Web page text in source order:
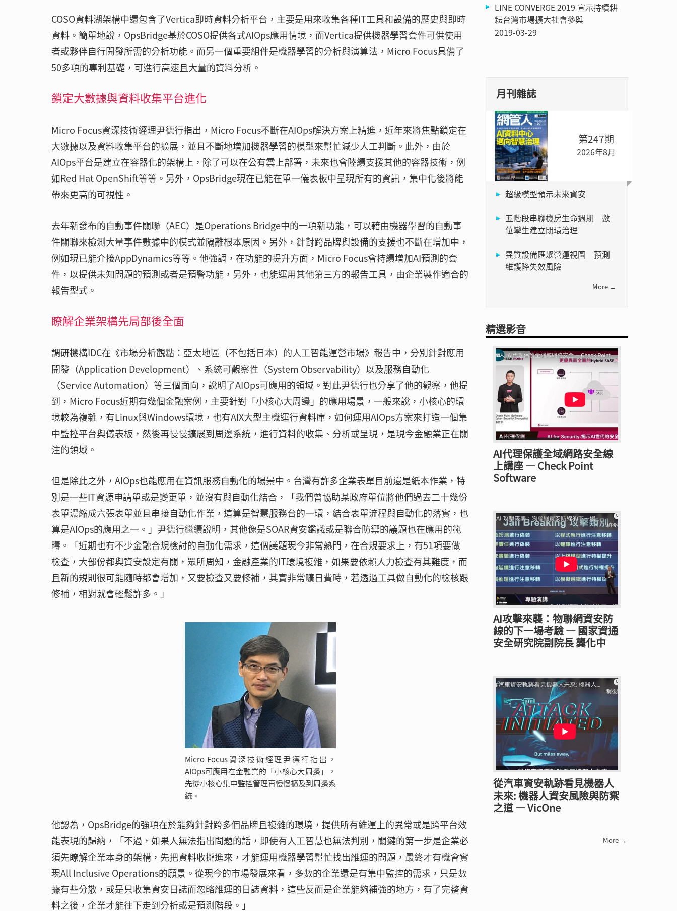
COSO資料湖架構中還包含了Vertica即時資料分析平台，主要是用來收集各種IT工具和設備的歷史與即時
資料。簡單地說，OpsBridge基於COSO提供各式AIOps應用情境，而Vertica提供機器學習套件可供使用
者或夥伴自行開發所需的分析功能。而另一個重要組件是機器學習的分析與演算法，Micro Focus具備了
50多項的專利基礎，可進行高速且大量的資料分析。
鎖定大數據與資料收集平台進化
Micro Focus資深技術經理尹德行指出，Micro Focus不斷在AIOps解決方案上精進，近年來將焦點鎖定在
大數據以及資料收集平台的擴展，並且不斷地增加機器學習的模型來幫忙減少人工判斷。此外，由於
AIOps平台是建立在容器化的架構上，除了可以在公有雲上部署，未來也會陸續支援其他的容器技術，例
如Red Hat OpenShift等等。另外，OpsBridge現在已能在單一儀表板中呈現所有的資訊，集中化後將能
帶來更高的可視性。
去年新發布的自動事件關聯（AEC）是Operations Bridge中的一項新功能，可以藉由機器學習的自動事
件關聯來檢測大量事件數據中的模式並隔離根本原因。另外，針對跨品牌與設備的支援也不斷在增加中，
例如現已能介接AppDynamics等等。他強調，在功能的提升方面，Micro Focus會持續增加AI預測的套
件，以提供未知問題的預測或者是預警功能，另外，也能運用其他第三方的報告工具，由企業製作適合的
報告型式。
瞭解企業架構先局部後全面
調研機構IDC在《市場分析觀點：亞太地區（不包括日本）的人工智能運營市場》報告中，分別針對應用
開發（Application Development）、系統可觀察性（System Observability）以及服務自動化
（Service Automation）等三個面向，說明了AIOps可應用的領域。對此尹德行也分享了他的觀察，他提
到，Micro Focus近期有幾個金融案例，主要針對「小核心大周邊」的應用場景，一般來說，小核心的環
境較為複雜，有Linux與Windows環境，也有AIX大型主機運行資料庫，如何運用AIOps方案來打造一個集
中監控平台與儀表板，然後再慢慢擴展到周邊系統，進行資料的收集、分析或呈現，是現今金融業正在關
注的領域。
但是除此之外，AIOps也能應用在資訊服務自動化的場景中。台灣有許多企業表單目前還是紙本作業，特
別是一些IT資源申請單或是變更單，並沒有與自動化結合，「我們曾協助某政府單位將他們過去二十幾份
表單濃縮成六張表單並且串接自動化作業，這算是智慧服務台的一環，結合表單流程與自動化的落實，也
算是AIOps的應用之一。」尹德行繼續說明，其他像是SOAR資安鑑識或是聯合防禦的議題也在應用的範
疇。「近期也有不少金融合規檢討的自動化需求，這個議題現今非常熱門，在合規要求上，有51項要做
檢查，大部份都與資安設定有關，眾所周知，金融產業的IT環境複雜，如果要依賴人力檢查有其難度，而
且新的規則很可能隨時都會增加，又要檢查又要修補，其實非常曠日費時，若透過工具做自動化的檢核跟
修補，相對就會輕鬆許多。」
Micro Focus資深技術經理尹德行指出，
AIOps可應用在金融業的「小核心大周邊」，
先從小核心集中監控管理再慢慢擴及到周邊系
統。
他認為，OpsBridge的強項在於能夠針對跨多個品牌且複雜的環境，提供所有維運上的異常或是跨平台效
能表現的歸納，「不過，如果人無法指出問題的話，即使有人工智慧也無法判別，關鍵的第一步是企業必
須先瞭解企業本身的架構，先把資料收攏進來，才能運用機器學習幫忙找出維運的問題，最終才有機會實
現All Inclusive Operations的願景。從現今的市場發展來看，多數的企業還是有集中監控的需求，只是數
據有些分散，或是只收集資安日誌而忽略維運的日誌資料，這些反而是企業能夠補強的地方，有了完整資
料之後，企業才能往下走到分析或是預測階段。」
LINE CONVERGE 2019 宣示持續耕
耘台灣市場擴大社會參與
2019-03-29
月刊雜誌
第247期
2026年8月
超級模型預示未來資安
五階段串聯機房生命週期 數
位孿生建立閉環治理
異質設備匯聚營運視圖 預測
維護降失效風險
More →
精選影音
AI代理保護全域網路安全線
上講座 — Check Point
Software
AI攻擊來襲：物聯網資安防
線的下一場考驗 — 國家資通
安全研究院副院長 龔化中
從汽車資安軌跡看見機器人
未來: 機器人資安風險與防禦
之道 — VicOne
More →